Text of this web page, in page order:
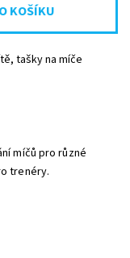
tašky na míče
míčů pro různé
trenéry.